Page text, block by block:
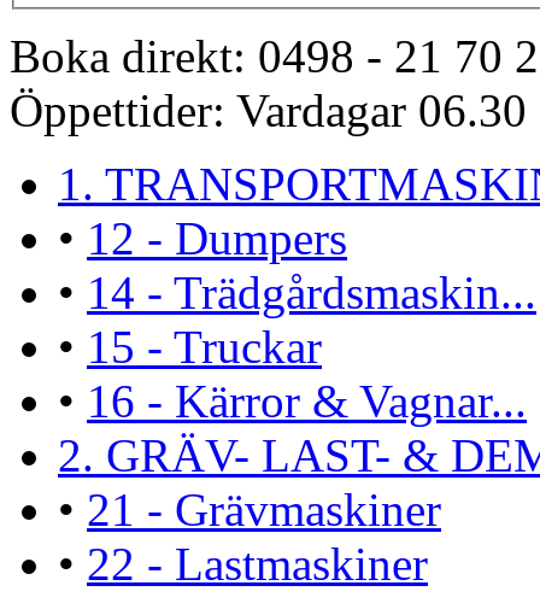
Boka direkt: 0498 - 21 70
Öppettider: Vardagar
1.
• 12 - Dumpers
• 14 - Trädgårdsmaskin...
• 15 - Truckar
• 16 - Kärror & Vagnar...
2. GRÄV- LAST- &
• 21 - Grävmaskiner
• 22 - Lastmaskiner